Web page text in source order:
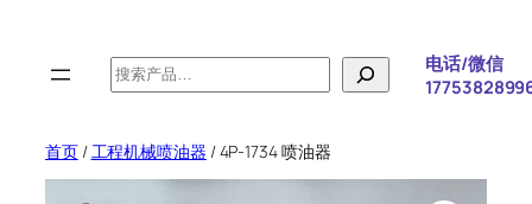
搜
索
电话/微信
首页/ 工程机械喷油器 / 4P-1734 喷油器